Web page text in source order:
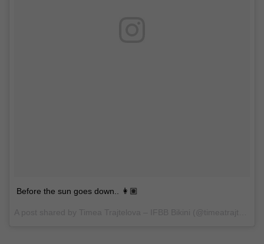
Before the sun goes down.. 👩🏽